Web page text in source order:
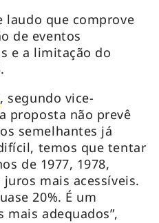
laudo que comprove
de eventos
e a limitação do
, segundo vice-
proposta não prevê
semelhantes já
temos que tentar
de 1977, 1978,
mais acessíveis.
20%. É um
adequados”,